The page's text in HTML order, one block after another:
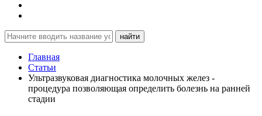
найти
Главная
Статьи
Ультразвуковая диагностика молочных желез -
процедура позволяющая определить болезнь на ранней
стадии